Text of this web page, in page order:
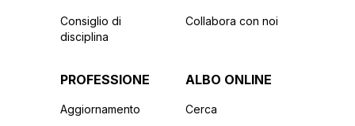
Consiglio di
disciplina
Collabora con noi
PROFESSIONE
Aggiornamento
ALBO ONLINE
Cerca